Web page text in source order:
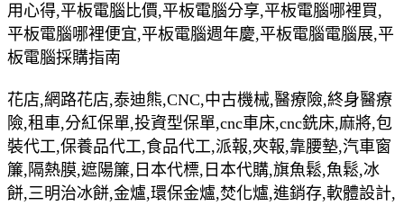
用心得,平板電腦比價,平板電腦分享,平板電腦哪裡買,
平板電腦哪裡便宜,平板電腦週年慶,平板電腦電腦展,平
板電腦採購指南
花店,網路花店,泰迪熊,CNC,中古機械,醫療險,終身醫療
險,租車,分紅保單,投資型保單,cnc車床,cnc銑床,麻將,包
裝代工,保養品代工,食品代工,派報,夾報,靠腰墊,汽車窗
簾,隔熱膜,遮陽簾,日本代標,日本代購,旗魚鬆,魚鬆,冰
餅,三明治冰餅,金爐,環保金爐,焚化爐,進銷存,軟體設計,